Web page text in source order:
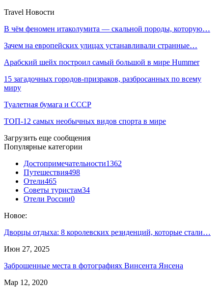
Travel Новости
В чём феномен итаколумита — скальной породы, которую…
Зачем на европейских улицах устанавливали странные…
Арабский шейх построил самый большой в мире Hummer
15 загадочных городов-призраков, разбросанных по всему
миру
Туалетная бумага и СССР
ТОП-12 самых необычных видов спорта в мире
Загрузить еще сообщения
Популярные категории
Достопримечательности1362
Путешествия498
Отели465
Советы туристам34
Отели России0
Новое:
Дворцы отдыха: 8 королевских резиденций, которые стали…
Июн 27, 2025
Заброшенные места в фотографиях Винсента Янсена
Мар 12, 2020